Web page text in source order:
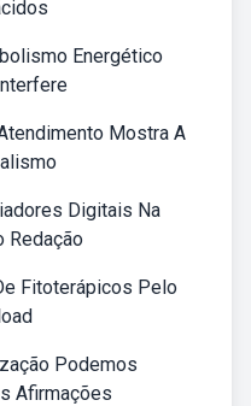
Energético
Mostra A
Digitais Na
Redação
Fitoterápicos Pelo
Podemos
Afirmações